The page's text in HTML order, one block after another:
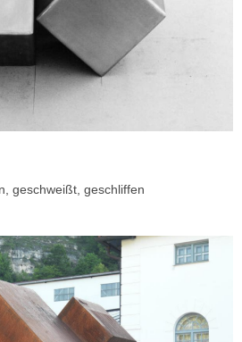
geschweißt, geschliffen